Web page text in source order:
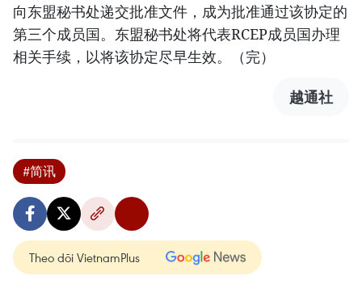
向东盟秘书处递交批准文件，成为批准通过该协定的
第三个成员国。东盟秘书处将代表RCEP成员国办理
相关手续，以将该协定尽早生效。（完）
越通社
#简讯
Theo dõi VietnamPlus